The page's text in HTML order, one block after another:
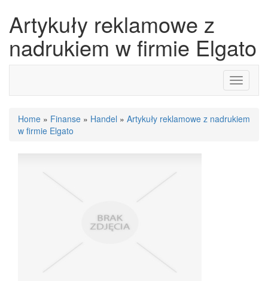
Artykuły reklamowe z
nadrukiem w firmie Elgato
Toggle
Home » Finanse » Handel » Artykuły reklamowe z nadrukiem
w firmie Elgato